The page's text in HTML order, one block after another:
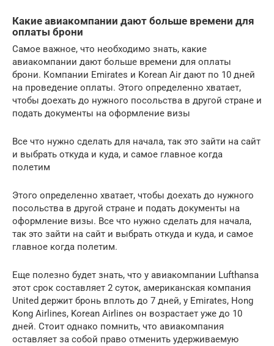
Какие авиакомпании дают больше времени для
оплаты брони
Самое важное, что необходимо знать, какие
авиакомпании дают больше времени для оплаты
брони. Компании Emirates и Korean Air дают по 10 дней
на проведение оплаты. Этого определенно хватает,
чтобы доехать до нужного посольства в другой стране и
подать документы на оформление визы
Все что нужно сделать для начала, так это зайти на сайт
и выбрать откуда и куда, и самое главное когда
полетим
Этого определенно хватает, чтобы доехать до нужного
посольства в другой стране и подать документы на
оформление визы. Все что нужно сделать для начала,
так это зайти на сайт и выбрать откуда и куда, и самое
главное когда полетим.
Еще полезно будет знать, что у авиакомпании Lufthansa
этот срок составляет 2 суток, американская компания
United держит бронь вплоть до 7 дней, у Emirates, Hong
Kong Airlines, Korean Airlines он возрастает уже до 10
дней. Стоит однако помнить, что авиакомпания
оставляет за собой право отменить удерживаемую